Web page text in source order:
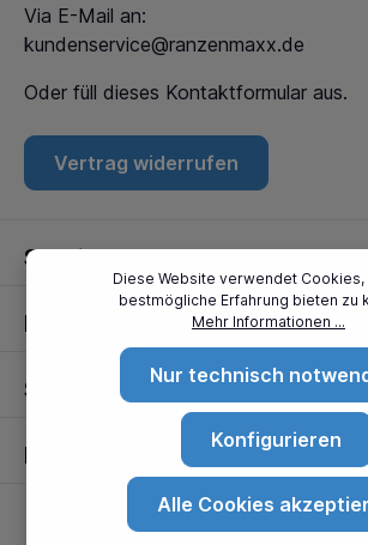
Partner
Standorte
Via E-Mail an:
kundenservice@ranzenmaxx.de
Oder füll dieses Kontaktformular aus.
Vertrag widerrufen
Service
Informationen
Diese Website verwendet Cookies,
bestmögliche Erfahrung bieten zu
Mehr Informationen ...
Nur technisch
Konfigurieren
Alle Cookies